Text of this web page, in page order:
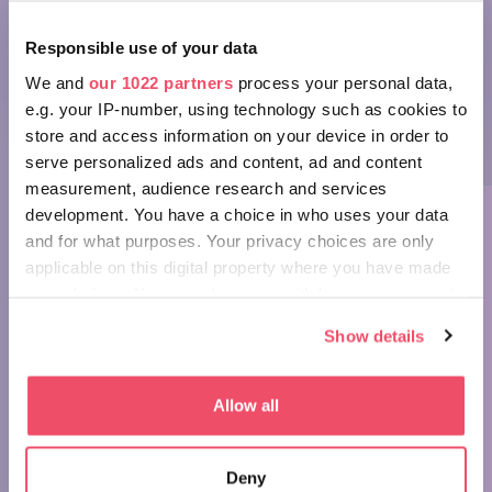
Responsible use of your data
We and our 1022 partners process your personal data,
e.g. your IP-number, using technology such as cookies to
store and access information on your device in order to
serve personalized ads and content, ad and content
measurement, audience research and services
development. You have a choice in who uses your data
and for what purposes. Your privacy choices are only
applicable on this digital property where you have made
If you allow, we would also like to:
which can be accurate to within several meters
Identify your device by actively scanning it for
Show details
Allow all
Deny
Hungary, occasionally presenting our country's beautiful
treasures in about a minute to inspire you. Welcome to
part 9, in which we show you the wonderful Tarn of
Megyer-hill.
Wonders of Hungary: Tarn of
Megyer-hegy